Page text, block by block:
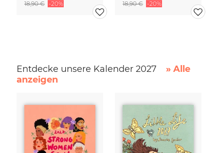
18,90 € -20%
18,90 € -20%
Entdecke unsere Kalender 2027
» Alle
anzeigen